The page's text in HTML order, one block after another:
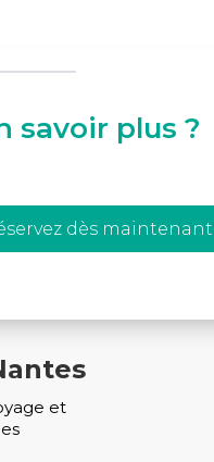
savoir plus ?
dès maintenant
et